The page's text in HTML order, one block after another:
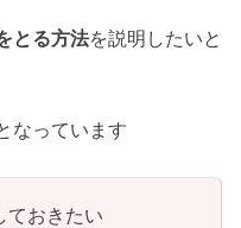
とる方法を説明したいと
なっています
ておきたい